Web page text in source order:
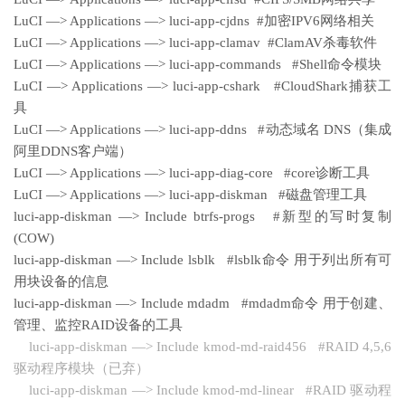
LuCI —> Applications —> luci-app-cjdns #加密IPV6网络相关
LuCI —> Applications —> luci-app-clamav #ClamAV杀毒软件
LuCI —> Applications —> luci-app-commands #Shell命令模块
LuCI —> Applications —> luci-app-cshark #CloudShark捕获工
具
LuCI —> Applications —> luci-app-ddns #动态域名 DNS（集成
阿里DDNS客户端）
LuCI —> Applications —> luci-app-diag-core #core诊断工具
LuCI —> Applications —> luci-app-diskman #磁盘管理工具
luci-app-diskman —> Include btrfs-progs #新型的写时复制
(COW)
luci-app-diskman —> Include lsblk #lsblk命令 用于列出所有可
用块设备的信息
luci-app-diskman —> Include mdadm #mdadm命令 用于创建、
管理、监控RAID设备的工具
luci-app-diskman —> Include kmod-md-raid456 #RAID 4,5,6
驱动程序模块（已弃）
luci-app-diskman —> Include kmod-md-linear #RAID 驱动程